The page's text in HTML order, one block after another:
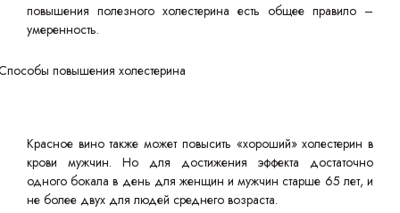
повышения полезного холестерина есть общее правило –
умеренность.
Красное вино также может повысить «хороший» холестерин в
крови мужчин. Но для достижения эффекта достаточно
одного бокала в день для женщин и мужчин старше 65 лет, и
не более двух для людей среднего возраста.